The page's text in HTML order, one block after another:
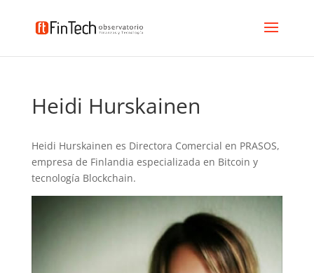
Heidi Hurskainen
Heidi Hurskainen es Directora Comercial en PRASOS,
empresa de Finlandia especializada en Bitcoin y
tecnología Blockchain.